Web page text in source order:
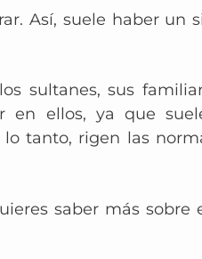
Así, suele haber un
sultanes, sus famil
en ellos, ya que
tanto, rigen las
saber más sobre